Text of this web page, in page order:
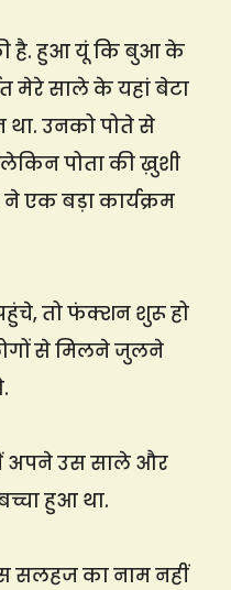
है. हुआ यूं कि बुआ के
मेरे साले के यहां बेटा
उनको पोते से
पोता की ख़ुशी
एक बड़ा कार्यक्रम
तो फंक्शन शुरू हो
से मिलने जुलने
अपने उस साले और
हुआ था.
सलहज का नाम नहीं